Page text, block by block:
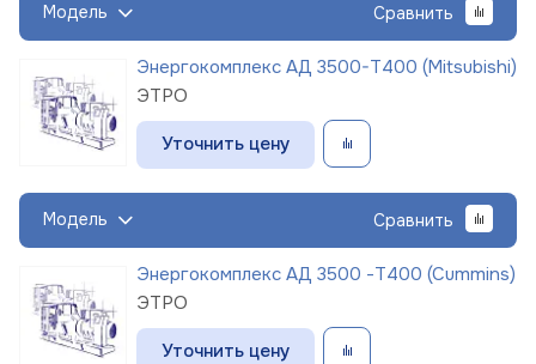
Модель Сравнить
Энергокомплекс АД 3500-Т400 (Mitsubishi)
ЭТРО
Уточнить цену
Модель Сравнить
Энергокомплекс АД 3500 -Т400 (Cummins)
ЭТРО
Уточнить цену